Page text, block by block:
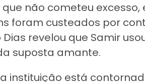
não cometeu
foram custeados por
Dias revelou que Samir
suposta amante.
instituição está